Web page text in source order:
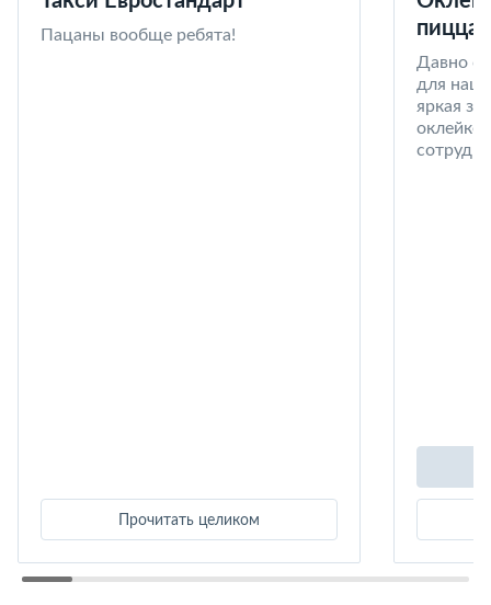
Пацаны вообще ребята!
Прочитать целиком
пицца
Давно
для
яркая
оклейке